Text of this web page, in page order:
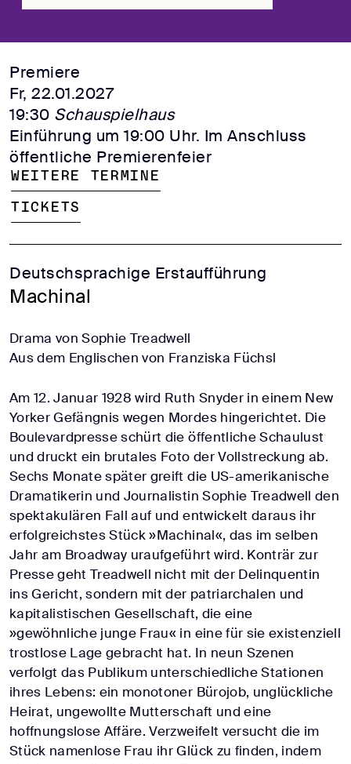
Premiere
Fr, 22.01.2027
19:30 Schauspielhaus
Einführung um 19:00 Uhr. Im Anschluss
öffentliche Premierenfeier
Weitere Termine
Tickets
Deutschsprachige Erstaufführung
Machinal
Drama von Sophie Treadwell
Aus dem Englischen von Franziska Füchsl
Am 12. Januar 1928 wird Ruth Snyder in einem New
Yorker Gefängnis wegen Mordes hingerichtet. Die
Boulevardpresse schürt die öffentliche Schaulust
und druckt ein brutales Foto der Vollstreckung ab.
Sechs Monate später greift die US-amerikanische
Dramatikerin und Journalistin Sophie Treadwell den
spektakulären Fall auf und entwickelt daraus ihr
erfolgreichstes Stück »Machinal«, das im selben
Jahr am Broadway uraufgeführt wird. Konträr zur
Presse geht Treadwell nicht mit der Delinquentin
ins Gericht, sondern mit der patriarchalen und
kapitalistischen Gesellschaft, die eine
»gewöhnliche junge Frau« in eine für sie existenziell
trostlose Lage gebracht hat. In neun Szenen
verfolgt das Publikum unterschiedliche Stationen
ihres Lebens: ein monotoner Bürojob, unglückliche
Heirat, ungewollte Mutterschaft und eine
hoffnungslose Affäre. Verzweifelt versucht die im
Stück namenlose Frau ihr Glück zu finden, indem